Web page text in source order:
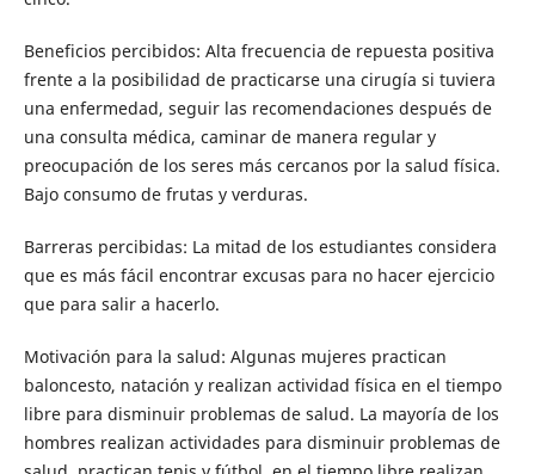
Beneficios percibidos: Alta frecuencia de repuesta positiva
frente a la posibilidad de practicarse una cirugía si tuviera
una enfermedad, seguir las recomendaciones después de
una consulta médica, caminar de manera regular y
preocupación de los seres más cercanos por la salud física.
Bajo consumo de frutas y verduras.
Barreras percibidas: La mitad de los estudiantes considera
que es más fácil encontrar excusas para no hacer ejercicio
que para salir a hacerlo.
Motivación para la salud: Algunas mujeres practican
baloncesto, natación y realizan actividad física en el tiempo
libre para disminuir problemas de salud. La mayoría de los
hombres realizan actividades para disminuir problemas de